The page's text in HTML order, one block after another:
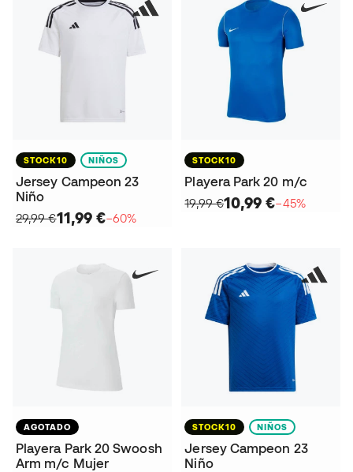
STOCK10 NIÑOS
Jersey Campeon 23
Niño
29,99 €11,99 €−60%
STOCK10
Playera Park 20 m/c
19,99 €10,99 €−45%
AGOTADO
Playera Park 20 Swoosh
Arm m/c Mujer
STOCK10 NIÑOS
Jersey Campeon 23
Niño